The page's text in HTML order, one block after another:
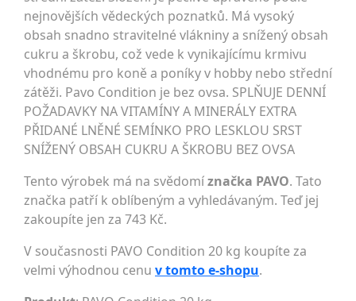
nejnovějších vědeckých poznatků. Má vysoký
obsah snadno stravitelné vlákniny a snížený obsah
cukru a škrobu, což vede k vynikajícímu krmivu
vhodnému pro koně a poníky v hobby nebo střední
zátěži. Pavo Condition je bez ovsa. SPLŇUJE DENNÍ
POŽADAVKY NA VITAMÍNY A MINERÁLY EXTRA
PŘIDANÉ LNĚNÉ SEMÍNKO PRO LESKLOU SRST
SNÍŽENÝ OBSAH CUKRU A ŠKROBU BEZ OVSA
Tento výrobek má na svědomíznačka PAVO. Tato
značka patří k oblíbeným a vyhledávaným. Teď jej
zakoupíte jen za 743 Kč.
V současnosti PAVO Condition 20 kg koupíte za
velmi výhodnou cenu v tomto e-shopu.